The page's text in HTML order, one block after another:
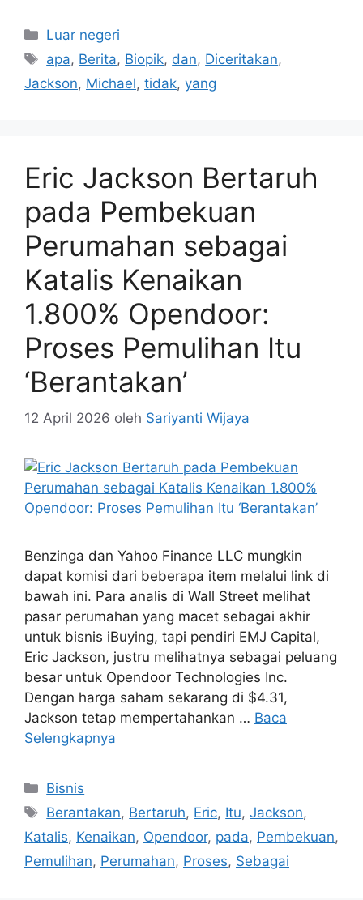
Kategori
Luar negeri
Tag
apa, Berita, Biopik, dan, Diceritakan,
Jackson, Michael, tidak, yang
Eric Jackson Bertaruh
pada Pembekuan
Perumahan sebagai
Katalis Kenaikan
1.800% Opendoor:
Proses Pemulihan Itu
‘Berantakan’
12 April 2026 oleh Sariyanti Wijaya
Benzinga dan Yahoo Finance LLC mungkin
dapat komisi dari beberapa item melalui link di
bawah ini. Para analis di Wall Street melihat
pasar perumahan yang macet sebagai akhir
untuk bisnis iBuying, tapi pendiri EMJ Capital,
Eric Jackson, justru melihatnya sebagai peluang
besar untuk Opendoor Technologies Inc.
Dengan harga saham sekarang di $4.31,
Jackson tetap mempertahankan … Baca
Selengkapnya
Kategori
Bisnis
Tag
Berantakan, Bertaruh, Eric, Itu,Jackson,
Katalis, Kenaikan, Opendoor, pada, Pembekuan,
Pemulihan, Perumahan, Proses, Sebagai